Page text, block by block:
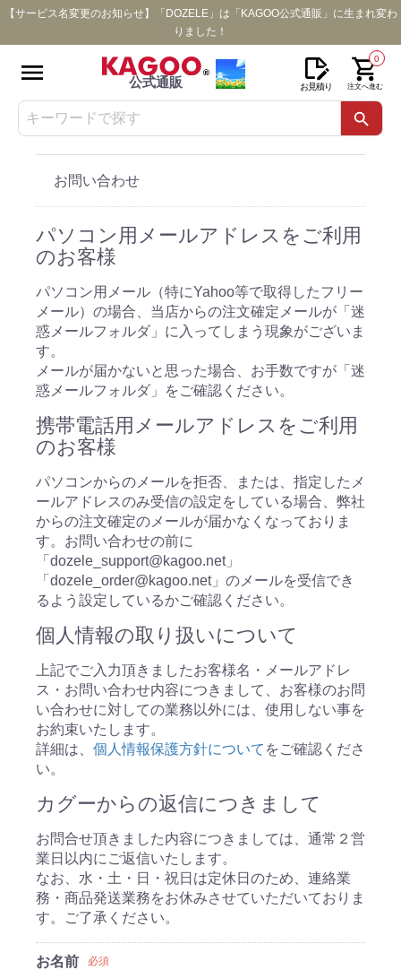
【サービス名変更のお知らせ】「DOZELE」は「KAGOO公式通販」に生まれ変わ
りました！
公式通販 お見積り
0
注文へ進む
お問い合わせ
パソコン用メールアドレスをご利用
のお客様
パソコン用メール（特にYahoo等で取得したフリー
メール）の場合、 当店からの注文確定メールが「迷
惑メールフォルダ」に入ってしまう現象がございま
す。
メールが届かないと思った場合、お手数ですが「迷
惑メールフォルダ」をご確認ください。
携帯電話用メールアドレスをご利用
のお客様
パソコンからのメールを拒否、または、指定したメ
ールアドレスのみ受信の設定をしている場合、弊社
からの注文確定のメールが届かなくなっておりま
す。お問い合わせの前に
「dozele_support@kagoo.net」
「dozele_order@kagoo.net」のメールを受信でき
るよう設定しているかご確認ください。
個人情報の取り扱いについて
上記でご入力頂きましたお客様名・メールアドレ
ス・お問い合わせ内容につきまして、お客様のお問
い合わせに対しての業務以外には、使用しない事を
お約束いたします。
詳細は、 個人情報保護方針について をご確認くださ
い。
カグーからの返信につきまして
お問合せ頂きました内容につきましては、通常２営
業日以内にご返信いたします。
なお、水・土・日・祝日は定休日のため、連絡業
務・商品発送業務をお休みさせていただいておりま
す。ご了承ください。
お名前 必須